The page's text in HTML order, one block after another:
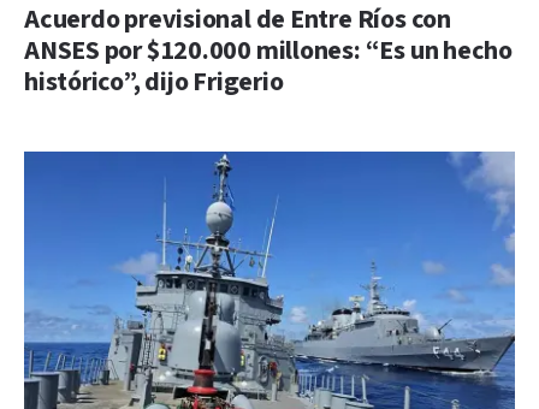
Acuerdo previsional de Entre Ríos con
ANSES por $120.000 millones: “Es un hecho
histórico”, dijo Frigerio